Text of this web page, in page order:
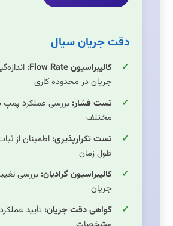
دقت جریان سیال
کالیبراسیون Flow Rate:
جریان در محدوده کاری
تست فشار: بررسی عملکرد پمپ
مختلف
تست تکرارپذیری: اطمینان از
طول زمان
کالیبراسیون گرادیان:
جریان
گواهی دقت جریان: تأیید